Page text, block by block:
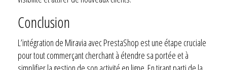
Conclusion
L’intégration de Miravia avec PrestaShop est une étape cruciale
pour tout commerçant cherchant à étendre sa portée et à